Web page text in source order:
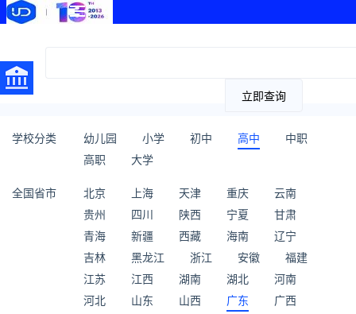
立即查询
学校分类 幼儿园 小学 初中 高中
中职
高职
大学
全国省市 北京 上海 天津 重庆
云南
贵州
四川 陕西 宁夏
甘肃
青海
新疆 西藏 海南
辽宁
吉林
黑龙江 浙江 安徽
福建
江苏
江西 湖南 湖北
河南
河北
山东 山西 广东
广西